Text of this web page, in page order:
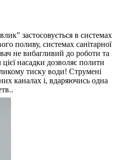
застосовується в системах
поливу, системах санітарної
не вибагливий до роботи та
насадки дозволяє полити
тиску води! Струмені
каналах і, вдаряючись одна